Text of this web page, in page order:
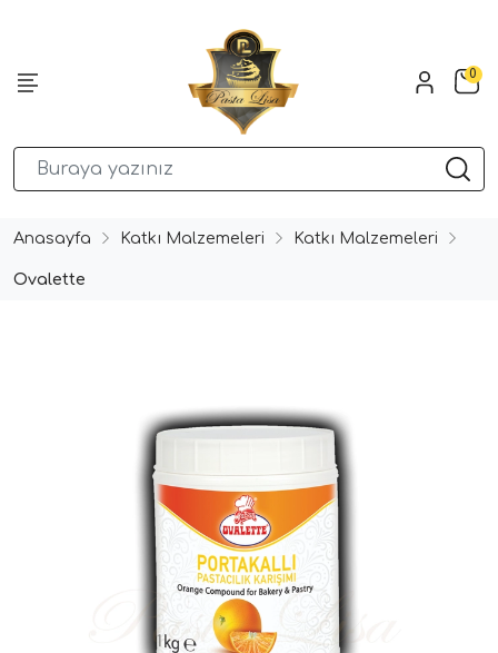
0
Anasayfa Katkı Malzemeleri Katkı Malzemeleri
Ovalette